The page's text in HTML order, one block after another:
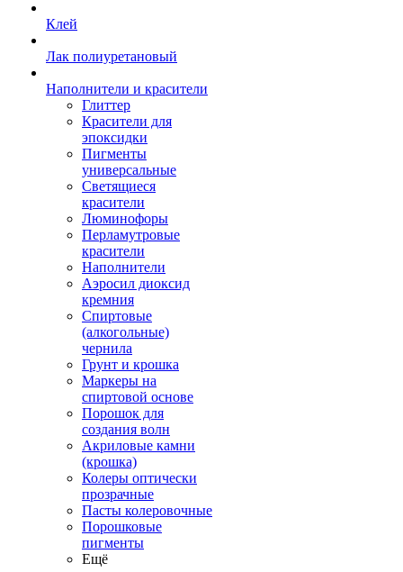
Клей
Лак полиуретановый
Наполнители и красители
Глиттер
Красители для
эпоксидки
Пигменты
универсальные
Светящиеся
красители
Люминофоры
Перламутровые
красители
Наполнители
Аэросил диоксид
кремния
Спиртовые
(алкогольные)
чернила
Грунт и крошка
Маркеры на
спиртовой основе
Порошок для
создания волн
Акриловые камни
(крошка)
Колеры оптически
прозрачные
Пасты колеровочные
Порошковые
пигменты
Ещё